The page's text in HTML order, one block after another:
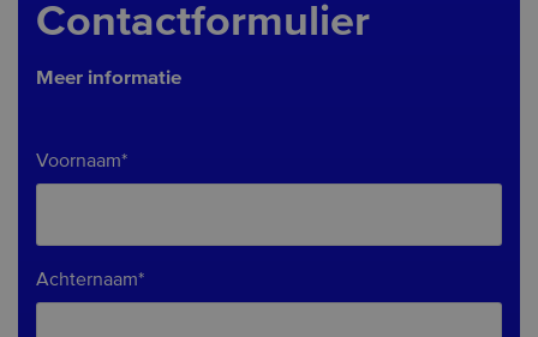
Contactformulier
Meer informatie
Voornaam*
Achternaam*